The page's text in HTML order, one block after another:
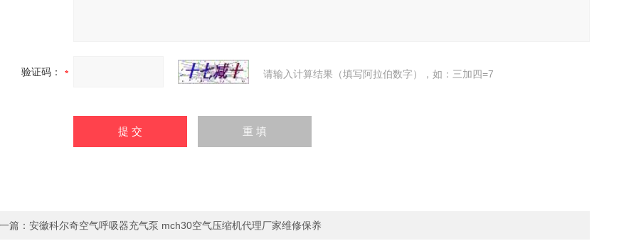
验证码： 请输入计算结果（填写阿拉伯数字），如：三加四=7
一篇： 安徽科尔奇空气呼吸器充气泵 mch30空气压缩机代理厂家维修保养